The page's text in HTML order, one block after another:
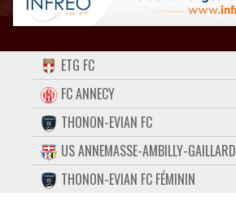
ACCUEIL
FORUM
CONTACT
FACEBOOK
TWITTER
ETG FC
FC ANNECY
THONON-EVIAN FC
US ANNEMASSE-AMBILLY-GAILLARD
THONON-EVIAN FC FÉMININ